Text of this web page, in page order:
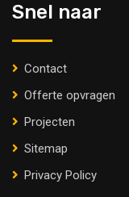
Snel naar
Contact
Offerte opvragen
Projecten
Sitemap
Privacy Policy